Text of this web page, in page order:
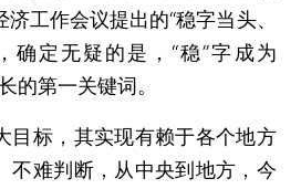
工作会议提出的“稳字当头、
确定无疑的是，“稳”字成为
的第一关键词。
标，其实现有赖于各个地方
不难判断，从中央到地方，今